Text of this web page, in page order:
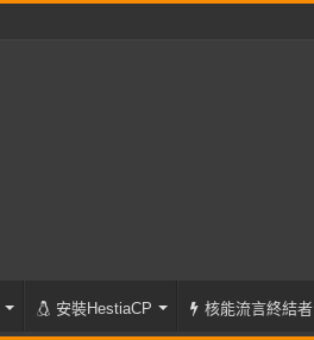
安裝HestiaCP 核能流言終結者